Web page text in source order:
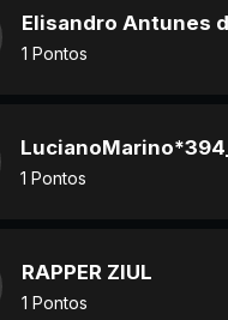
Elisandro Antunes
1 Pontos
1 Pontos
RAPPER ZIUL
1 Pontos